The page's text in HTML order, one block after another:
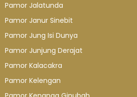
Pamor Jalatunda
Pamor Janur Sinebit
Pamor Jung Isi Dunya
Pamor Junjung Derajat
Pamor Kalacakra
Pamor Kelengan